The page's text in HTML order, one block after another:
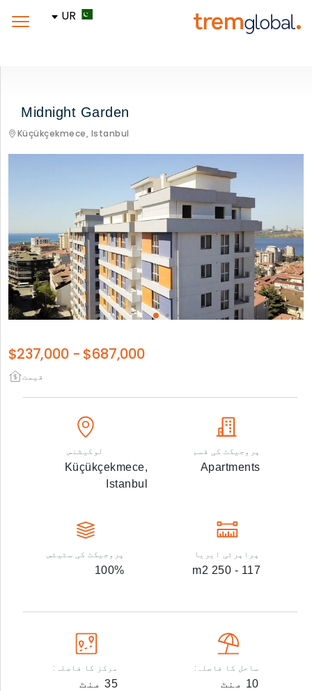
UR
Midnight Garden
Küçükçekmece, Istanbul
قیمت
$237,000 - $687,000
پروجیکٹ کی قسم
Apartments
لوکیشنس
Küçükçekmece,
Istanbul
پراپرٹی ایریا
117 - 250
پروجیکٹ کی سٹیٹس
100%
ساحل کا فاصلہ:
10 منٹ
مرکز کا فاصلہ:
35 منٹ